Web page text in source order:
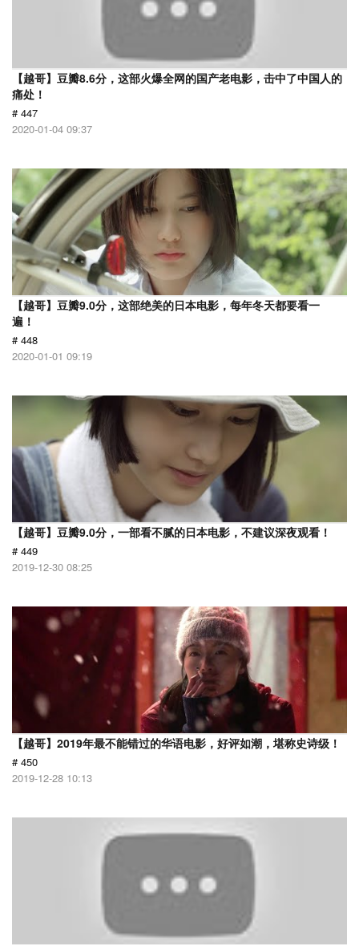
【越哥】豆瓣8.6分，这部火爆全网的国产老电影，击中了中国人的
痛处！
# 447
2020-01-04 09:37
【越哥】豆瓣9.0分，这部绝美的日本电影，每年冬天都要看一
遍！
# 448
2020-01-01 09:19
【越哥】豆瓣9.0分，一部看不腻的日本电影，不建议深夜观看！
# 449
2019-12-30 08:25
【越哥】2019年最不能错过的华语电影，好评如潮，堪称史诗级！
# 450
2019-12-28 10:13